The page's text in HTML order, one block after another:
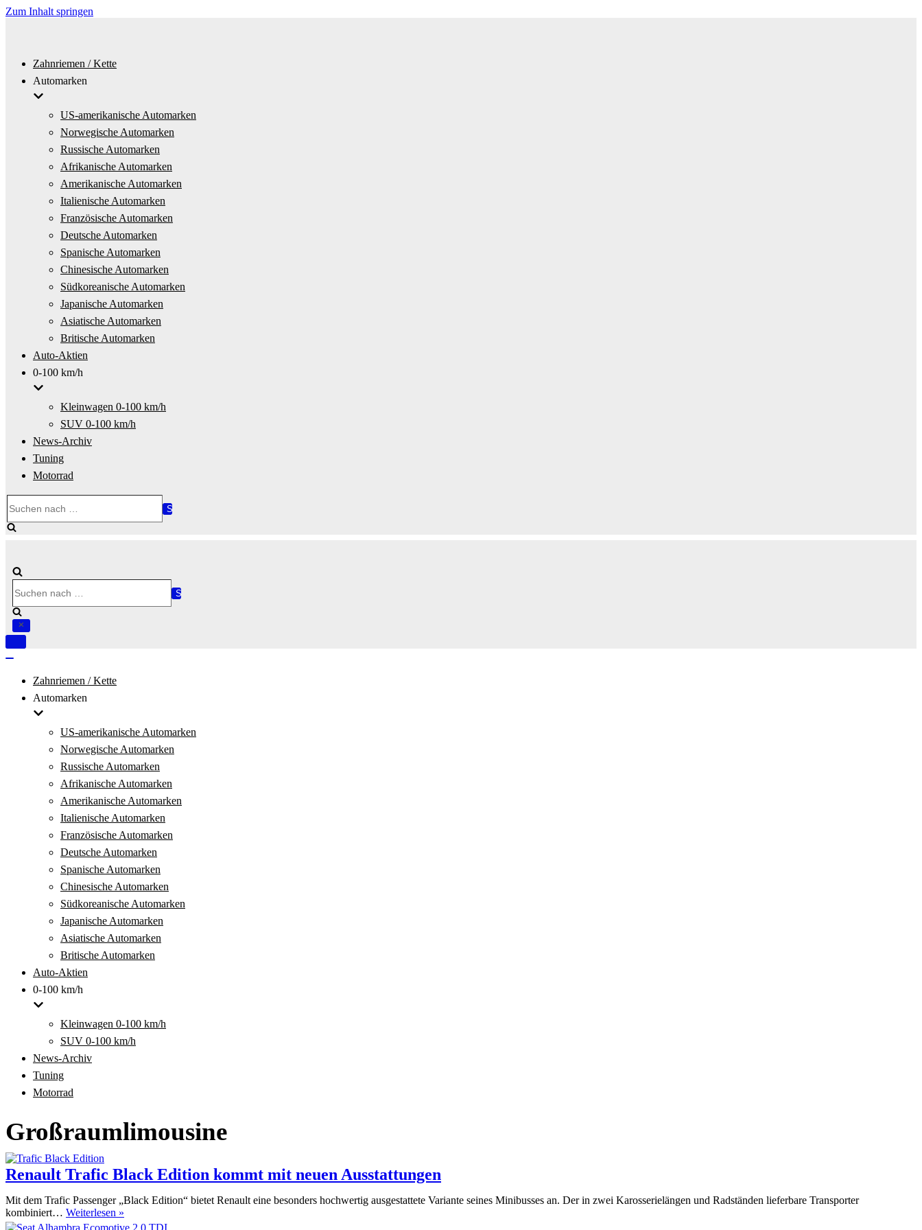
Zum Inhalt springen
Zahnriemen / Kette
Automarken
US-amerikanische Automarken
Norwegische Automarken
Russische Automarken
Afrikanische Automarken
Amerikanische Automarken
Italienische Automarken
Französische Automarken
Deutsche Automarken
Spanische Automarken
Chinesische Automarken
Südkoreanische Automarken
Japanische Automarken
Asiatische Automarken
Britische Automarken
Auto-Aktien
0-100 km/h
Kleinwagen 0-100 km/h
SUV 0-100 km/h
News-Archiv
Tuning
Motorrad
nach …
nach …
Navigation
Zahnriemen / Kette
Automarken
US-amerikanische Automarken
Norwegische Automarken
Russische Automarken
Afrikanische Automarken
Amerikanische Automarken
Italienische Automarken
Französische Automarken
Deutsche Automarken
Spanische Automarken
Chinesische Automarken
Südkoreanische Automarken
Japanische Automarken
Asiatische Automarken
Britische Automarken
Auto-Aktien
0-100 km/h
Kleinwagen 0-100 km/h
SUV 0-100 km/h
News-Archiv
Tuning
Motorrad
Großraumlimousine
Renault Trafic Black Edition kommt mit neuen Ausstattungen
Mit dem Trafic Passenger „Black Edition“ bietet Renault eine besonders hochwertig ausgestattete Variante seines Minibusses an. Der in zwei Karosserielängen und Radständen lieferbare Transporter
kombiniert… Weiterlesen »
Trafic